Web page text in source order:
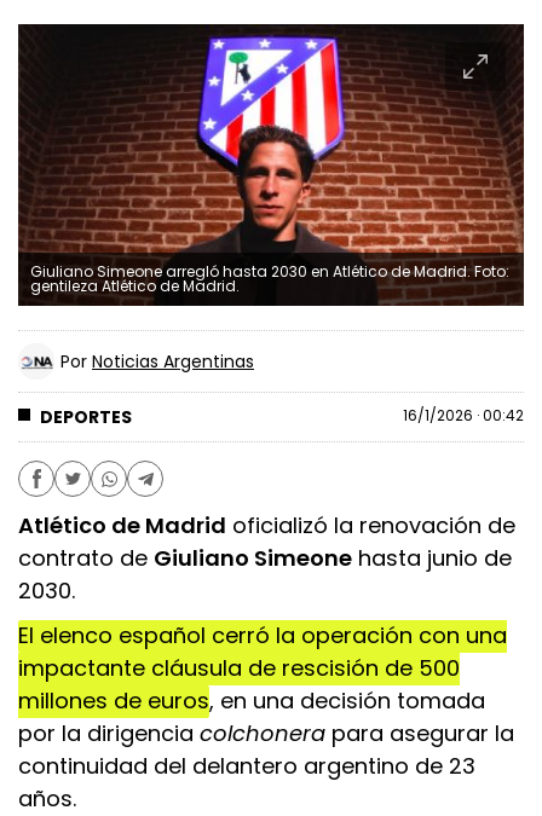
Giuliano Simeone arregló hasta 2030 en Atlético de Madrid. Foto:
gentileza Atlético de Madrid.
DEPORTES
Por Noticias Argentinas
16/1/2026 · 00:42
Atlético de Madrid oficializó la renovación de
contrato de Giuliano Simeone hasta junio de
2030.
El elenco español cerró la operación con una
impactante cláusula de rescisión de 500
millones de euros, en una decisión tomada
por la dirigencia colchonera para asegurar la
continuidad del delantero argentino de 23
años.